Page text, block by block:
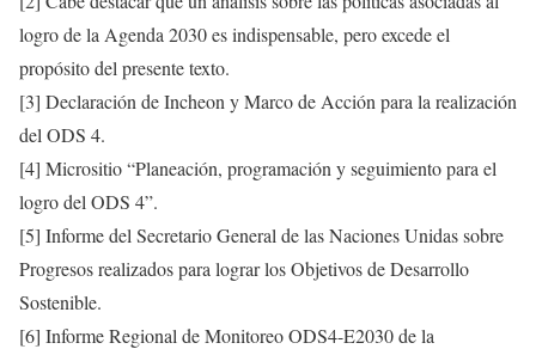
logro de la Agenda 2030 es indispensable, pero excede el
propósito del presente texto.
[3] Declaración de Incheon y Marco de Acción para la realización
del ODS 4.
[4] Micrositio “Planeación, programación y seguimiento para el
logro del ODS 4”.
[5] Informe del Secretario General de las Naciones Unidas sobre
Progresos realizados para lograr los Objetivos de Desarrollo
Sostenible.
[6] Informe Regional de Monitoreo ODS4-E2030 de la